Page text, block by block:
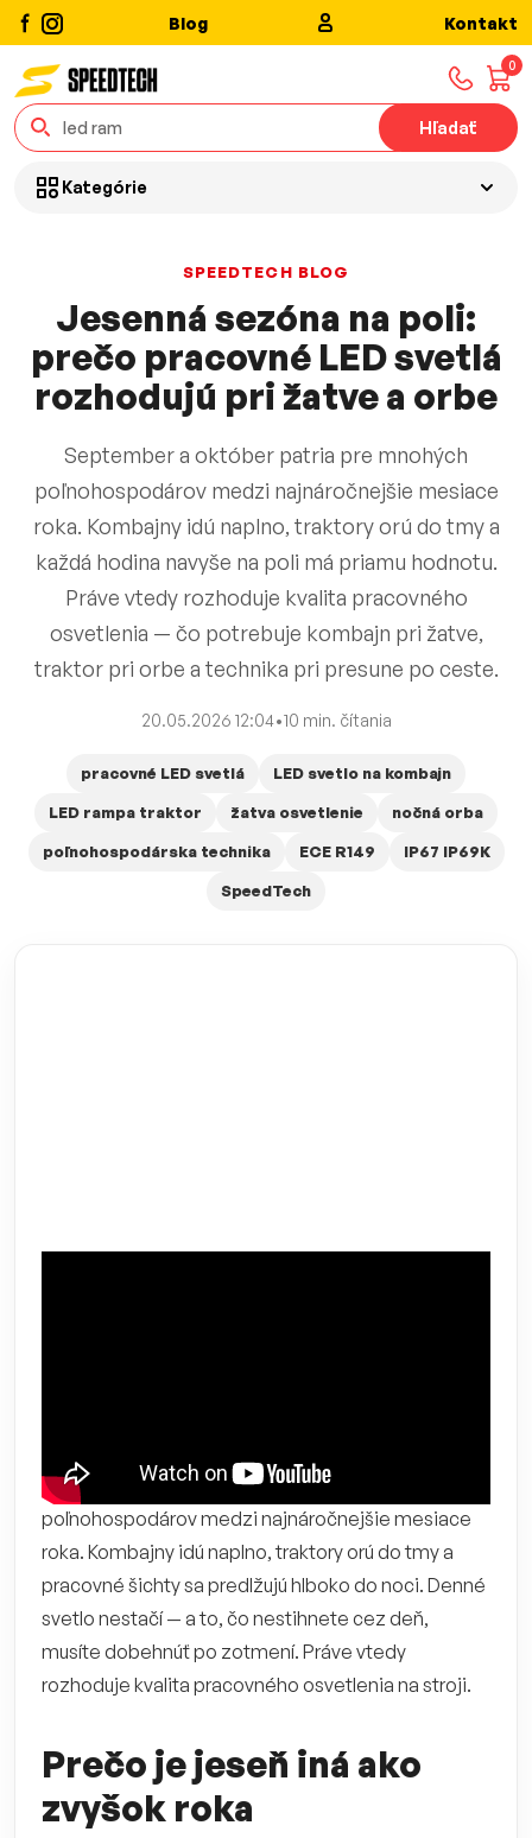
Blog Kontakt
0
Hľadať
Kategórie
SPEEDTECH BLOG
Jesenná sezóna na poli:
prečo pracovné LED svetlá
rozhodujú pri žatve a orbe
September a október patria pre mnohých
poľnohospodárov medzi najnáročnejšie mesiace
roka. Kombajny idú naplno, traktory orú do tmy a
každá hodina navyše na poli má priamu hodnotu.
Práve vtedy rozhoduje kvalita pracovného
osvetlenia — čo potrebuje kombajn pri žatve,
traktor pri orbe a technika pri presune po ceste.
20.05.2026 12:04•10 min. čítania
pracovné LED svetlá LED svetlo na kombajn
LED rampa traktor žatva osvetlenie nočná orba
poľnohospodárska technika ECE R149 IP67 IP69K
SpeedTech
September a október patria pre mnohých
poľnohospodárov medzi najnáročnejšie mesiace
roka. Kombajny idú naplno, traktory orú do tmy a
pracovné šichty sa predlžujú hlboko do noci. Denné
svetlo nestačí — a to, čo nestihnete cez deň,
musíte dobehnúť po zotmení. Práve vtedy
rozhoduje kvalita pracovného osvetlenia na stroji.
Prečo je jeseň iná ako
zvyšok roka